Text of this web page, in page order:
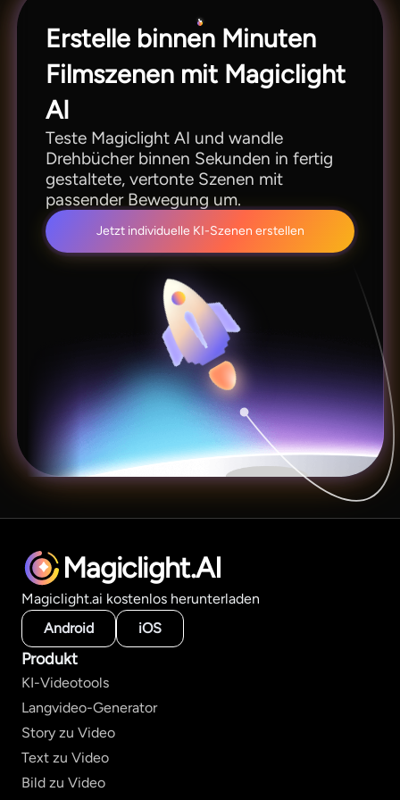
Erstelle binnen Minuten
Filmszenen mit Magiclight
AI
Teste Magiclight AI und wandle
Drehbücher binnen Sekunden in fertig
gestaltete, vertonte Szenen mit
passender Bewegung um.
Jetzt individuelle KI-Szenen erstellen
Magiclight.AI
Magiclight.ai kostenlos herunterladen
Android
iOS
Produkt
KI-Videotools
Langvideo-Generator
Story zu Video
Text zu Video
Bild zu Video